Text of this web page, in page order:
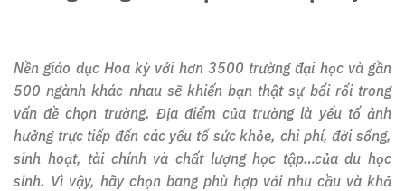
Nền giáo dục Hoa kỳ với hơn 3500 trường đại học và gần
500 ngành khác nhau sẽ khiến bạn thật sự bối rối trong
vấn đề chọn trường. Địa điểm của trường là yếu tố ảnh
hưởng trực tiếp đến các yếu tố sức khỏe, chi phí, đời sống,
sinh hoạt, tài chính và chất lượng học tập…của du học
sinh. Vì vậy, hãy chọn bang phù hợp với nhu cầu và khả